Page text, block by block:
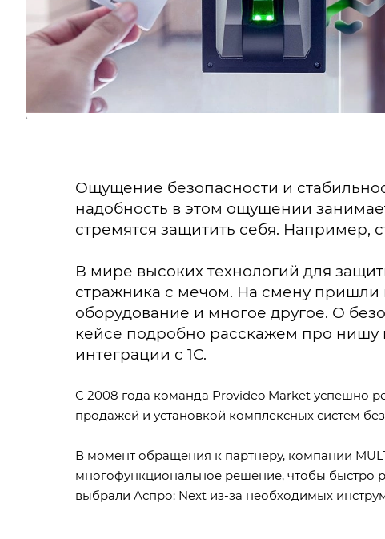
Ощущение безопасности и
надобность в этом ощущении
стремятся защитить себя. Например,
В мире высоких технологий для
стражника с мечом. На смену пришли
оборудование и многое другое. О
кейсе подробно расскажем про нишу
интеграции с 1С.
С 2008 года команда Provideo Market успешно
продажей и установкой комплексных систем
В момент обращения к партнеру, компании
многофункциональное решение, чтобы быстро
выбрали Аспро: Next из-за необходимых